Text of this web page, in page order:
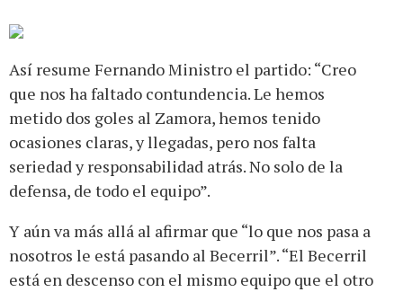
Así resume Fernando Ministro el partido: “Creo
que nos ha faltado contundencia. Le hemos
metido dos goles al Zamora, hemos tenido
ocasiones claras, y llegadas, pero nos falta
seriedad y responsabilidad atrás. No solo de la
defensa, de todo el equipo”.
Y aún va más allá al afirmar que “lo que nos pasa a
nosotros le está pasando al Becerril”. “El Becerril
está en descenso con el mismo equipo que el otro